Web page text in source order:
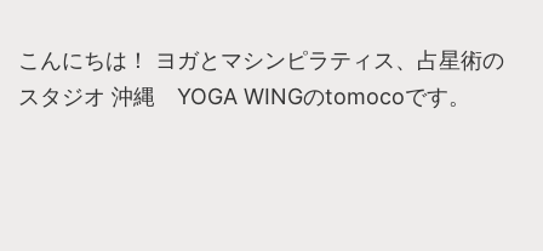
こんにちは！ ヨガとマシンピラティス、占星術の
スタジオ 沖縄 YOGA WINGのtomocoです。